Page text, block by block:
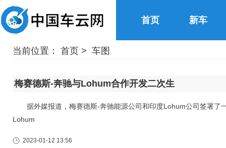
首页 新车
当前位置： 首页 > 车图
梅赛德斯-奔驰与Lohum合作开发二次生
据外媒报道，梅赛德斯-奔驰能源公司和印度Lohum公司签署了
Lohum
2023-01-12 13:56